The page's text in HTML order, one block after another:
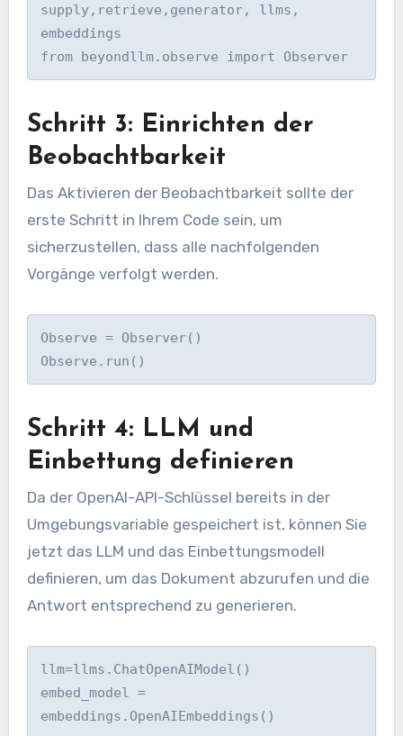
supply,retrieve,generator, llms,
embeddings
from beyondllm.observe import Observer
Schritt 3: Einrichten der
Beobachtbarkeit
Das Aktivieren der Beobachtbarkeit sollte der
erste Schritt in Ihrem Code sein, um
sicherzustellen, dass alle nachfolgenden
Vorgänge verfolgt werden.
Observe = Observer()
Observe.run()
Schritt 4: LLM und
Einbettung definieren
Da der OpenAI-API-Schlüssel bereits in der
Umgebungsvariable gespeichert ist, können Sie
jetzt das LLM und das Einbettungsmodell
definieren, um das Dokument abzurufen und die
Antwort entsprechend zu generieren.
llm=llms.ChatOpenAIModel()
embed_model =
embeddings.OpenAIEmbeddings()